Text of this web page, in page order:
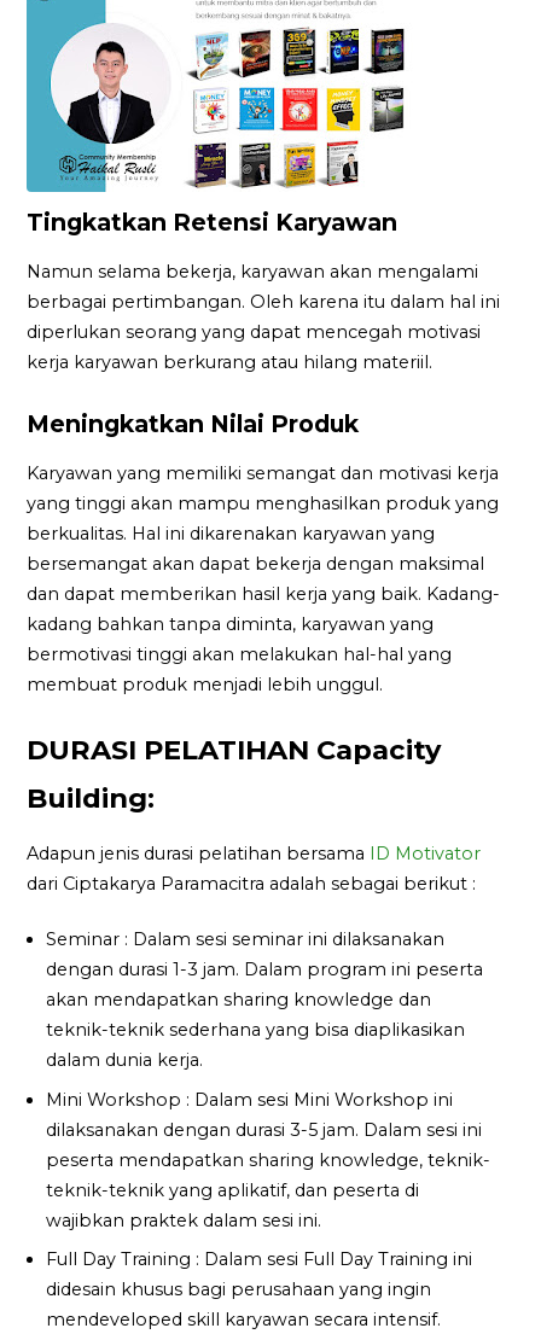
Tingkatkan Retensi Karyawan
Namun selama bekerja, karyawan akan mengalami
berbagai pertimbangan. Oleh karena itu dalam hal ini
diperlukan seorang yang dapat mencegah motivasi
kerja karyawan berkurang atau hilang materiil.
Meningkatkan Nilai Produk
Karyawan yang memiliki semangat dan motivasi kerja
yang tinggi akan mampu menghasilkan produk yang
berkualitas. Hal ini dikarenakan karyawan yang
bersemangat akan dapat bekerja dengan maksimal
dan dapat memberikan hasil kerja yang baik. Kadang-
kadang bahkan tanpa diminta, karyawan yang
bermotivasi tinggi akan melakukan hal-hal yang
membuat produk menjadi lebih unggul.
DURASI PELATIHAN Capacity
Building:
Adapun jenis durasi pelatihan bersama ID Motivator
dari Ciptakarya Paramacitra adalah sebagai berikut :
Seminar : Dalam sesi seminar ini dilaksanakan
dengan durasi 1-3 jam. Dalam program ini peserta
akan mendapatkan sharing knowledge dan
teknik-teknik sederhana yang bisa diaplikasikan
dalam dunia kerja.
Mini Workshop : Dalam sesi Mini Workshop ini
dilaksanakan dengan durasi 3-5 jam. Dalam sesi ini
peserta mendapatkan sharing knowledge, teknik-
teknik-teknik yang aplikatif, dan peserta di
wajibkan praktek dalam sesi ini.
Full Day Training : Dalam sesi Full Day Training ini
didesain khusus bagi perusahaan yang ingin
mendeveloped skill karyawan secara intensif.